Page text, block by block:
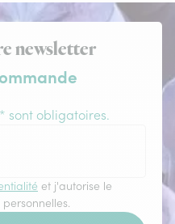
newsletter
sont obligatoires.
et j'autorise le